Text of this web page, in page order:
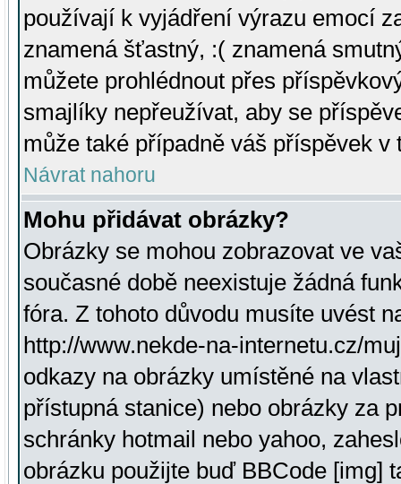
používají k vyjádření výrazu emocí
znamená šťastný, :( znamená
můžete prohlédnout přes
smajlíky nepřeužívat, aby se
může také případně váš příspěvek v
Návrat nahoru
Mohu přidávat obrázky?
Obrázky se mohou zobrazovat ve
současné době neexistuje žádná
fóra. Z tohoto důvodu musíte uvést
http://www.nekde-na-internetu.cz/
odkazy na obrázky umístěné na
přístupná stanice) nebo obrázky za
schránky hotmail nebo yahoo,
obrázku použijte buď BBCode [img]